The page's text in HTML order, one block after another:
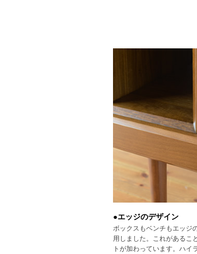
●エッジのデザイン
ボックスもベンチもエッジ
用しました。これがあるこ
トが加わっています。ハイ